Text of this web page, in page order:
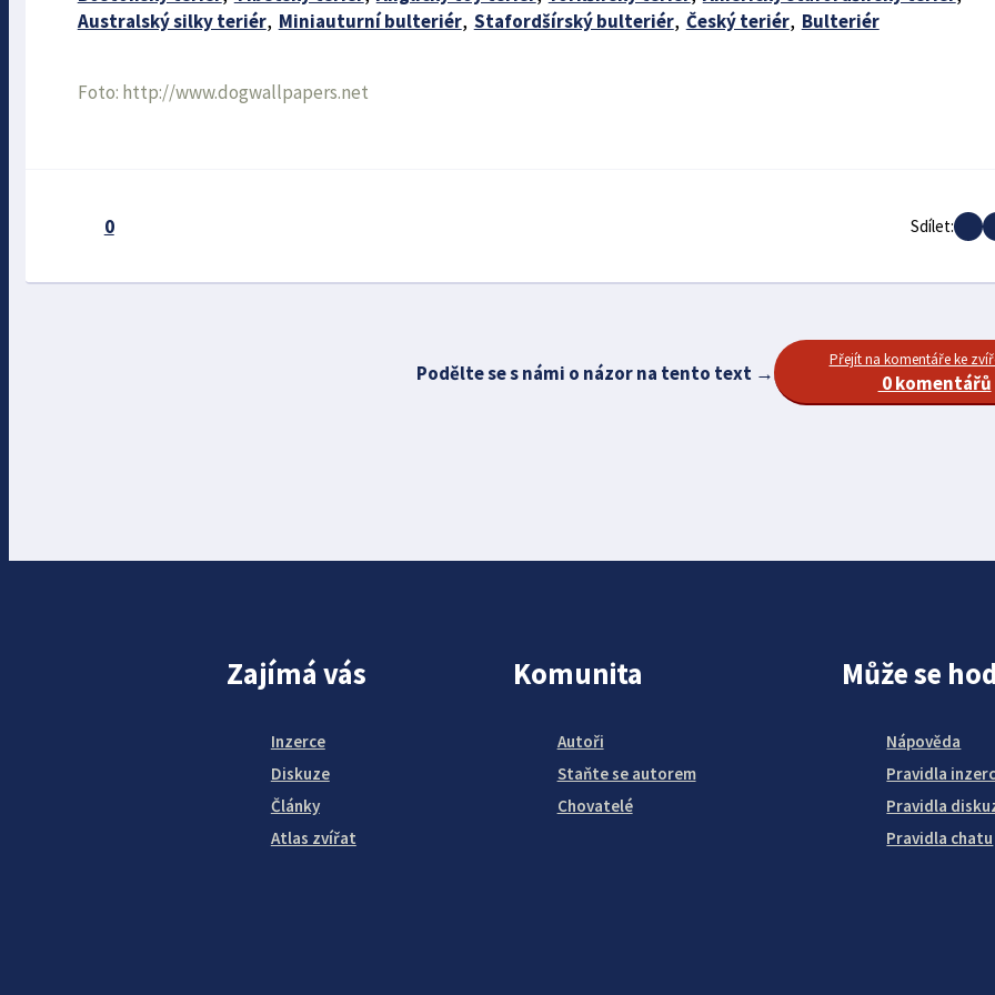
Australský silky teriér, Miniauturní bulteriér, Stafordšírský bulteriér, Český teriér, Bulteriér
Foto: http://www.dogwallpapers.net
0 Sdílet:
Podělte se s námi o názor na tento text →
Přejít na komentáře ke
0 komentářů
Zajímá vás
Inzerce
Diskuze
Články
Atlas zvířat
Komunita
Autoři
Staňte se autorem
Chovatelé
Může se
Nápověda
Pravidla
Pravidla
Pravidla chatu